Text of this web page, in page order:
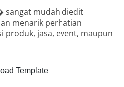
sangat mudah diedit
menarik perhatian
produk, jasa, event, maupun
Template